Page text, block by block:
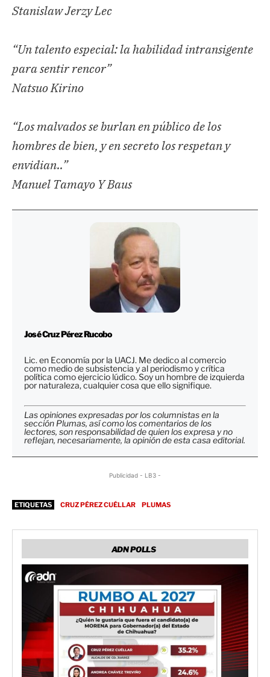
Stanislaw Jerzy Lec
“Un talento especial: la habilidad intransigente
para sentir rencor”
Natsuo Kirino
“Los malvados se burlan en público de los
hombres de bien, y en secreto los respetan y
envidian..”
Manuel Tamayo Y Baus
José Cruz Pérez Rucobo
Lic. en Economía por la UACJ. Me dedico al comercio
como medio de subsistencia y al periodismo y crítica
política como ejercicio lúdico. Soy un hombre de izquierda
por naturaleza, cualquier cosa que ello signifique.
Las opiniones expresadas por los columnistas en la
sección Plumas, así como los comentarios de los
lectores, son responsabilidad de quien los expresa y no
reflejan, necesariamente, la opinión de esta casa editorial.
Publicidad - LB3 -
ETIQUETAS CRUZ PÉREZ CUÉLLAR PLUMAS
ADN POLLS